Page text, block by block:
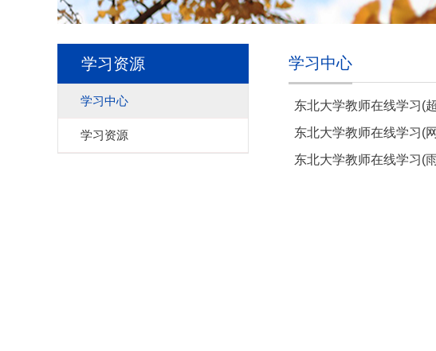
学习资源
学习中心
学习资源
学习中心
东北大学教师在线学习(
东北大学教师在线学习(
东北大学教师在线学习(